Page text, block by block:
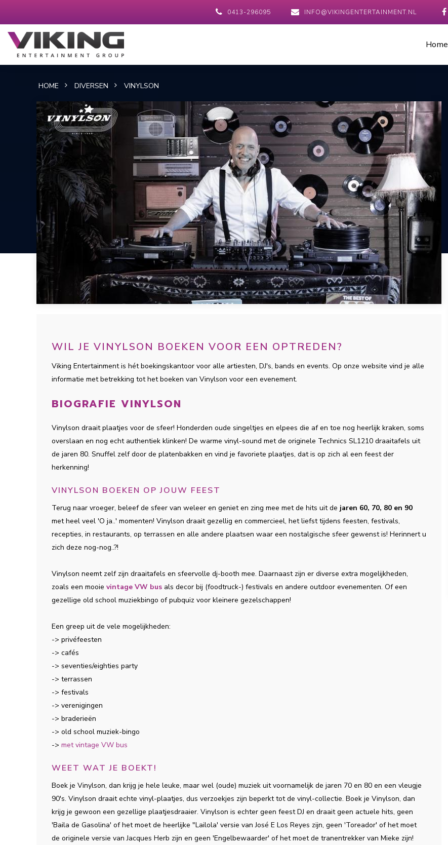
0413-296095 INFO@VIKINGENTERTAINMENT.NL
Home
HOME DIVERSEN VINYLSON
WIL JE VINYLSON BOEKEN VOOR EEN OPTREDEN?
Viking Entertainment is hét boekingskantoor voor alle artiesten, DJ's, bands en events. Op onze website vind je alle
informatie met betrekking tot het boeken van Vinylson voor een evenement.
BIOGRAFIE VINYLSON
Vinylson draait plaatjes voor de sfeer! Honderden oude singeltjes en elpees die af en toe nog heerlijk kraken, soms
overslaan en nog echt authentiek klinken! De warme vinyl-sound met de originele Technics SL1210 draaitafels uit
de jaren 80. Snuffel zelf door de platenbakken en vind je favoriete plaatjes, dat is op zich al een feest der
herkenning!
VINYLSON BOEKEN OP JOUW FEEST
Terug naar vroeger, beleef de sfeer van weleer en geniet en zing mee met de hits uit de jaren 60, 70, 80 en 90
met heel veel 'O ja..' momenten! Vinylson draait gezellig en commercieel, het liefst tijdens feesten, festivals,
recepties, in restaurants, op terrassen en alle andere plaatsen waar een nostalgische sfeer gewenst is! Herinnert u
zich deze nog-nog..?!
Vinylson neemt zelf zijn draaitafels en sfeervolle dj-booth mee. Daarnaast zijn er diverse extra mogelijkheden,
zoals een mooie vintage VW bus als decor bij (foodtruck-) festivals en andere outdoor evenementen. Of een
gezellige old school muziekbingo of pubquiz voor kleinere gezelschappen!
Een greep uit de vele mogelijkheden:
-> privéfeesten
-> cafés
-> seventies/eighties party
-> terrassen
-> festivals
-> verenigingen
-> braderieën
-> old school muziek-bingo
-> met vintage VW bus
WEET WAT JE BOEKT!
Boek je Vinylson, dan krijg je hele leuke, maar wel (oude) muziek uit voornamelijk de jaren 70 en 80 en een vleugje
90's. Vinylson draait echte vinyl-plaatjes, dus verzoekjes zijn beperkt tot de vinyl-collectie. Boek je Vinylson, dan
krijg je gewoon een gezellige plaatjesdraaier. Vinylson is echter geen feest DJ en draait geen actuele hits, geen
'Baila de Gasolina' of het moet de heerlijke "Lailola' versie van José E Los Reyes zijn, geen 'Toreador' of het moet
de originele versie van Jacques Herb zijn en geen 'Engelbewaarder' of het moet de tranentrekker van Mieke zijn!